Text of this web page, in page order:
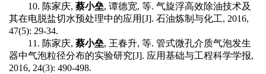
10. 陈家庆, 蔡小垒, 谭德宽, 等. 气旋浮高效除油技术及
其在电脱盐切水预处理中的应用 [J]. 石油炼制与化工, 2016,
47(5): 29-34.
11. 陈家庆, 蔡小垒, 王春升, 等. 管式微孔介质气泡发生
器中气泡粒径分布的实验研究[J]. 应用基础与工程科学学报,
2016, 24(3): 490-498.